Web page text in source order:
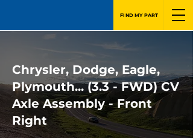
FIND MY PART
Chrysler, Dodge, Eagle,
Plymouth... (3.3 - FWD) CV
Axle Assembly - Front
Right